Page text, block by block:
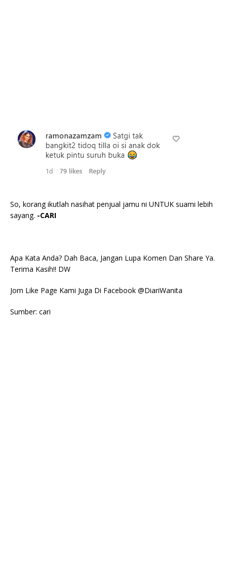
So, korang ikutlah nasihat penjual jamu ni UNTUK suami lebih
sayang. -CARI
Apa Kata Anda? Dah Baca, Jangan Lupa Komen Dan Share Ya.
Terima Kasih!! DW
Jom Like Page Kami Juga Di Facebook @DiariWanita
Sumber: cari